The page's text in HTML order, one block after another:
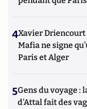
4Xavier Driencourt
Mafia ne signe
Paris et Alger
5Gens du voyage :
d'Attal fait des